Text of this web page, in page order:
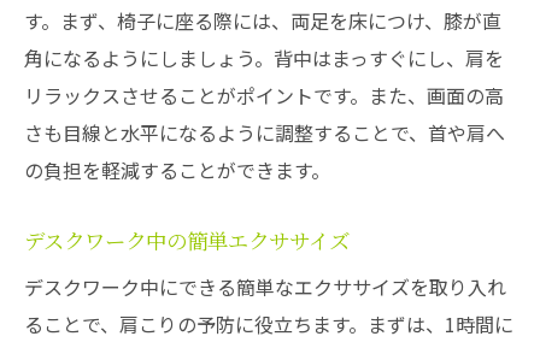
す。まず、椅子に座る際には、両足を床につけ、膝が直
角になるようにしましょう。背中はまっすぐにし、肩を
リラックスさせることがポイントです。また、画面の高
さも目線と水平になるように調整することで、首や肩へ
の負担を軽減することができます。
デスクワーク中の簡単エクササイズ
デスクワーク中にできる簡単なエクササイズを取り入れ
ることで、肩こりの予防に役立ちます。まずは、1時間に